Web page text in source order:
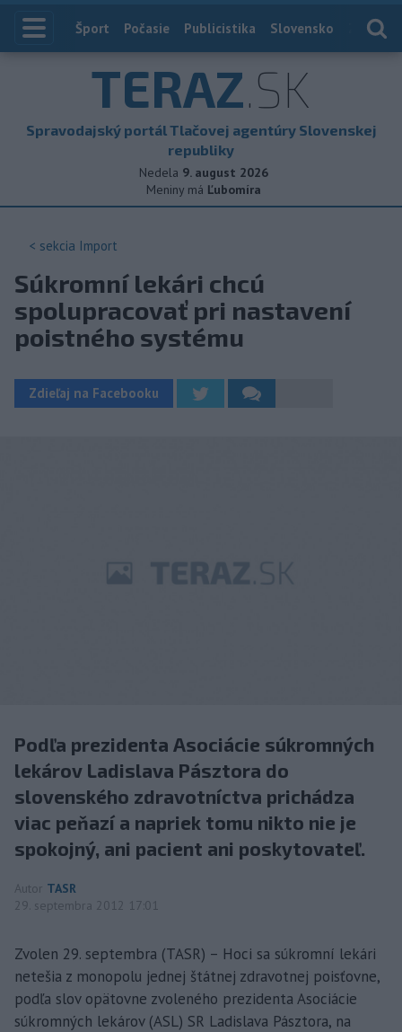
Index
Šport Počasie Publicistika Slovensko
TERAZ.SK
Spravodajský portál Tlačovej agentúry Slovenskej
republiky
Nedela 9. august 2026
Meniny má Ľubomíra
< sekcia Import
Súkromní lekári chcú
spolupracovať pri nastavení
poistného systému
Zdieľaj na Facebooku
Podľa prezidenta Asociácie súkromných
lekárov Ladislava Pásztora do
slovenského zdravotníctva prichádza
viac peňazí a napriek tomu nikto nie je
spokojný, ani pacient ani poskytovateľ.
Autor TASR
29. septembra 2012 17:01
Zvolen 29. septembra (TASR) – Hoci sa súkromní lekári
netešia z monopolu jednej štátnej zdravotnej poisťovne,
podľa slov opätovne zvoleného prezidenta Asociácie
súkromných lekárov (ASL) SR Ladislava Pásztora, na